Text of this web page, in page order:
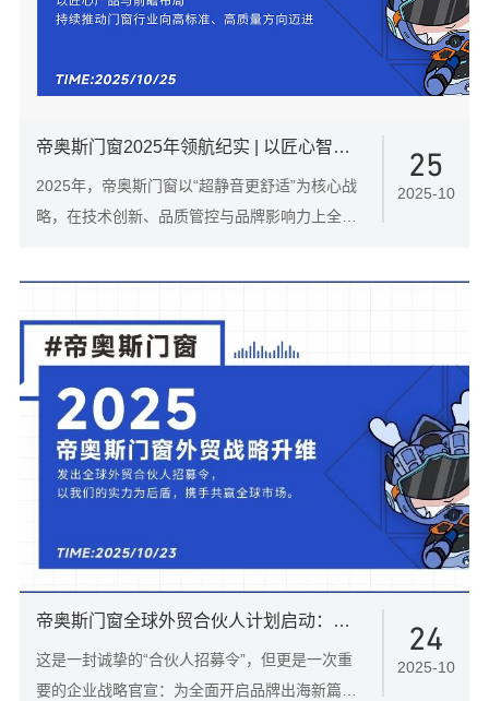
25
2025-10
帝奥斯门窗2025年领航纪实 | 以匠心智造开启门窗新纪元
2025年，帝奥斯门窗以“超静音更舒适”为核心战
略，在技术创新、品质管控与品牌影响力上全面
24
2025-10
帝奥斯门窗全球外贸合伙人计划启动：为何我们要与你“联合创业”？
这是一封诚挚的“合伙人招募令”，但更是一次重
要的企业战略官宣：为全面开启品牌出海新篇